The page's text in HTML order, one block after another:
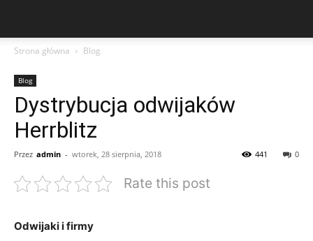
Strona główna Blog
Blog
Dystrybucja odwijaków
Herrblitz
Przez admin - wtorek, 28 sierpnia, 2018 0
441
Rate this post
Odwijaki i firmy